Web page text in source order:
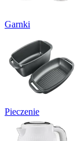
Garnki
Pieczenie